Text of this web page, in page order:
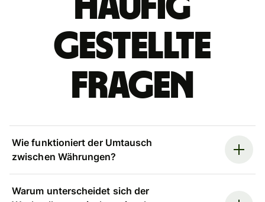
Häufig
gestellte
Fragen
Wie funktioniert der Umtausch
zwischen Währungen?
Warum unterscheidet sich der